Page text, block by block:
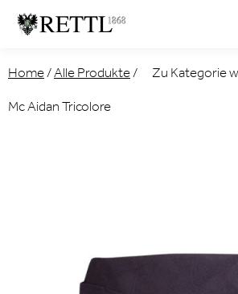
Home / Alle Produkte /
Mc Aidan Tricolore